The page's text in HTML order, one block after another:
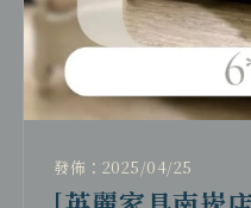
發佈：2025/04/25